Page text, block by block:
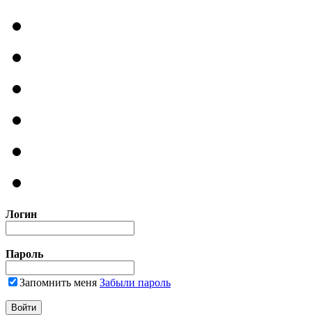
Логин
Пароль
Запомнить меня Забыли пароль